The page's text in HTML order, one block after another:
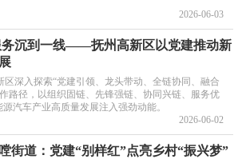
2026-06-03
务沉到一线——抚州高新区以党建推动新
区深入探索“党建引领、龙头带动、全链协同、融合
路径，以组织固链、先锋强链、协同兴链、服务优
汽车产业高质量发展注入强劲动能。
2026-06-02
街道：党建“别样红”点亮乡村“振兴梦”